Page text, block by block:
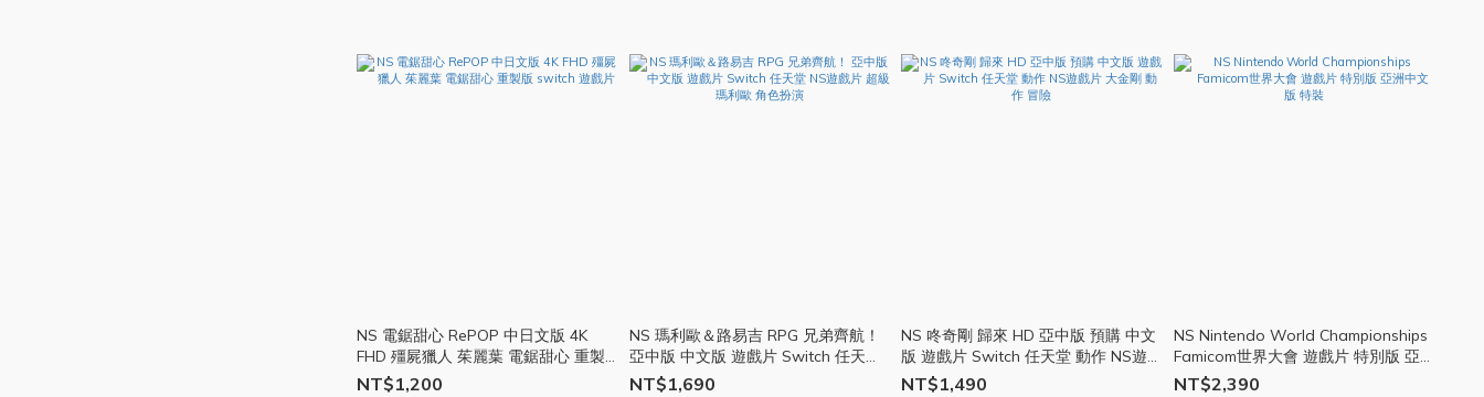
NS 電鋸甜心 RePOP 中日文版 4K
FHD 殭屍獵人 茱麗葉 電鋸甜心 重製
版 switch 遊戲片
NT$1,200
NS 瑪利歐＆路易吉 RPG 兄弟齊航！
亞中版 中文版 遊戲片 Switch 任天堂
NS遊戲片 超級瑪利歐 角色扮演
NT$1,690
NS 咚奇剛 歸來 HD 亞中版 預購 中文
版 遊戲片 Switch 任天堂 動作 NS遊
戲片 大金剛 動作 冒險
NT$1,490
NS Nintendo World Championships
Famicom世界大會 遊戲片 特別版 亞
洲中文版 特裝
NT$2,390